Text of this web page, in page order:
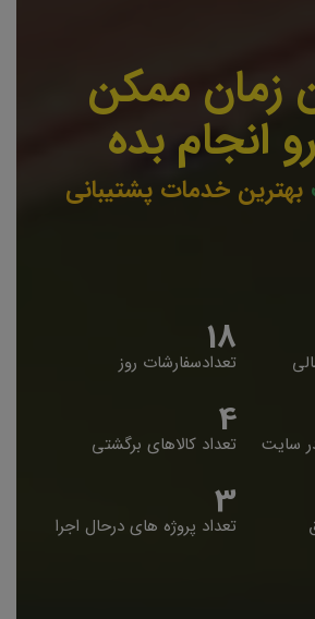
زمان ممکن
انجام بده
بهترین خدمات پشتیبانی
19
تعدادسفارشات روز
سایت 5
تعداد کالاهای برگشتی
4
تعداد پروژه های درحال اجرا